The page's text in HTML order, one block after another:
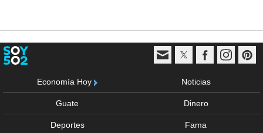
Economía Hoy Noticias
Guate Dinero
Deportes Fama